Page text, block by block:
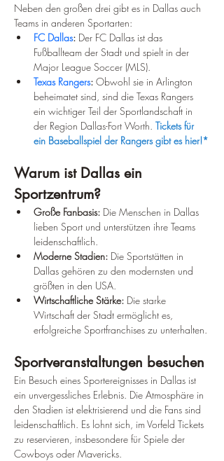
Neben den großen drei gibt es in Dallas auch
Teams in anderen Sportarten:
FC Dallas: Der FC Dallas ist das
Fußballteam der Stadt und spielt in der
Major League Soccer (MLS).
Texas Rangers: Obwohl sie in Arlington
beheimatet sind, sind die Texas Rangers
ein wichtiger Teil der Sportlandschaft in
der Region Dallas-Fort Worth. Tickets für
ein Baseballspiel der Rangers gibt es hier!*
Warum ist Dallas ein
Sportzentrum?
Große Fanbasis: Die Menschen in Dallas
lieben Sport und unterstützen ihre Teams
leidenschaftlich.
Moderne Stadien: Die Sportstätten in
Dallas gehören zu den modernsten und
größten in den USA.
Wirtschaftliche Stärke: Die starke
Wirtschaft der Stadt ermöglicht es,
erfolgreiche Sportfranchises zu unterhalten.
Sportveranstaltungen besuchen
Ein Besuch eines Sportereignisses in Dallas ist
ein unvergessliches Erlebnis. Die Atmosphäre in
den Stadien ist elektrisierend und die Fans sind
leidenschaftlich. Es lohnt sich, im Vorfeld Tickets
zu reservieren, insbesondere für Spiele der
Cowboys oder Mavericks.